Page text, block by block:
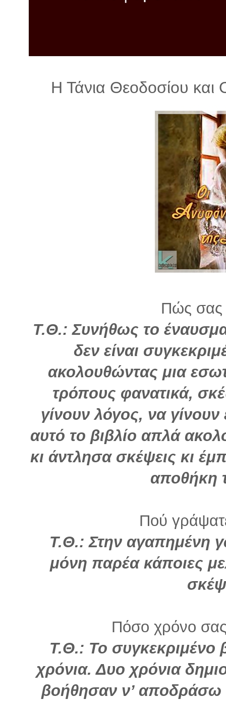
Η Τάνια Θεοδοσίου και
Πώς σας
Τ.Θ.: Συνήθως το
δεν είναι
ακολουθώντας μια
τρόπους φανατικά,
γίνουν λόγος, να
αυτό το βιβλίο απλά
κι άντλησα σκέψεις κι
αποθήκη
Πού
Τ.Θ.: Στην αγαπημένη
μόνη παρέα κάποιες
Πόσο χρόνο
Τ.Θ.: Το συγκεκριμένο
χρόνια. Δυο χρόνια
βοήθησαν ν’ αποδράσω